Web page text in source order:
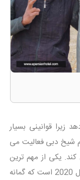
قوانینی بسیار
شیخ دبی فعالیت می
یکی از مهم ترین
رویدادهای آینده دبی نمایشگاه اکسپو در سال 2020 است که گمانه